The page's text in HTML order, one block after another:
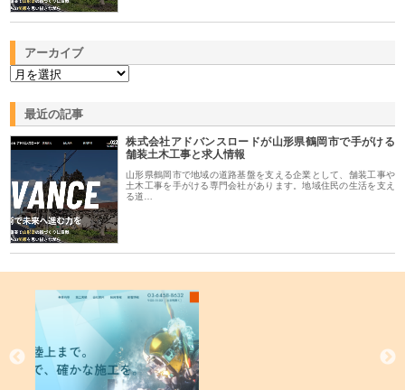
アーカイブ
最近の記事
株式会社アドバンスロードが山形県鶴岡市で手がける
舗装土木工事と求人情報
山形県鶴岡市で地域の道路基盤を支える企業として、舗装工事や
土木工事を手がける専門会社があります。地域住民の生活を支え
る道…